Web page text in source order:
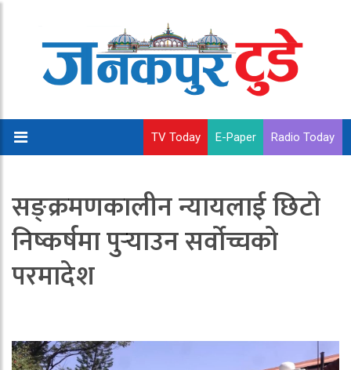
TV Today E-Paper Radio Today
सङ्क्रमणकालीन न्यायलाई छिटो
निष्कर्षमा पुर्‍याउन सर्वोच्चको
परमादेश